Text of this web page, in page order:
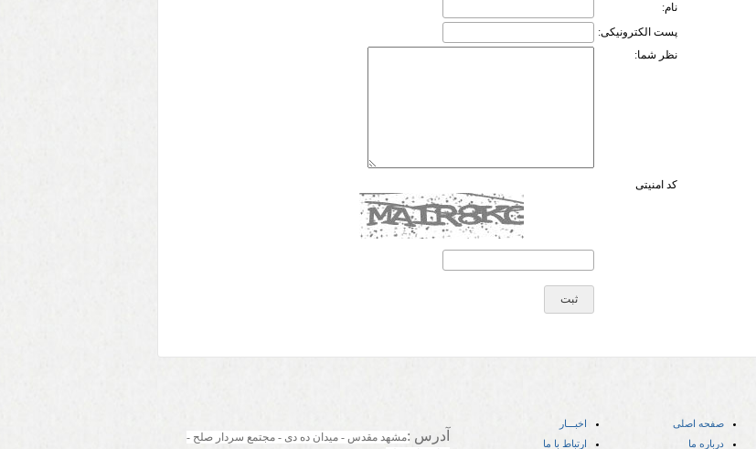
نام:
پست الکترونیکی:
نظر شما:
کد امنیتی
صفحه اصلی
اخبـــار
درباره ما
ارتباط با ما آدرس :